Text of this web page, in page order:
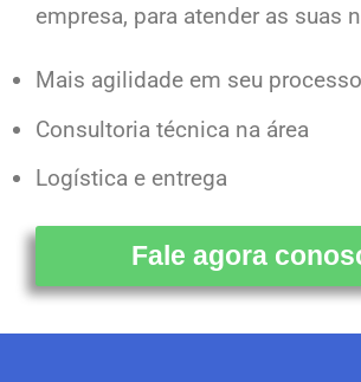
empresa, para atender as suas
Mais agilidade em seu processo
Consultoria técnica na área
Logística e entrega
Fale agora